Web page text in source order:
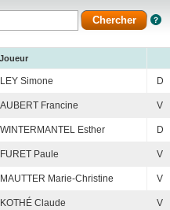
Joueur
LEY Simone D
AUBERT Francine V
WINTERMANTEL Esther D
FURET Paule V
MAUTTER Marie-Christine V
KOTHÉ Claude V